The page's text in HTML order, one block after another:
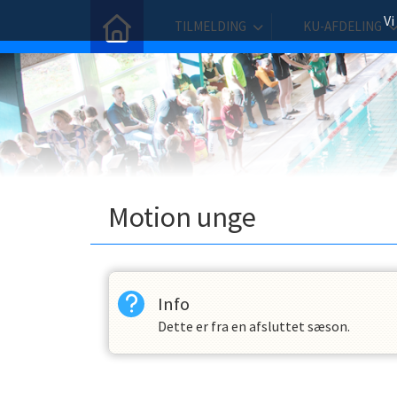
TILMELDING KU-AFDELING
Motion unge
Info
Dette er fra en afsluttet sæson.